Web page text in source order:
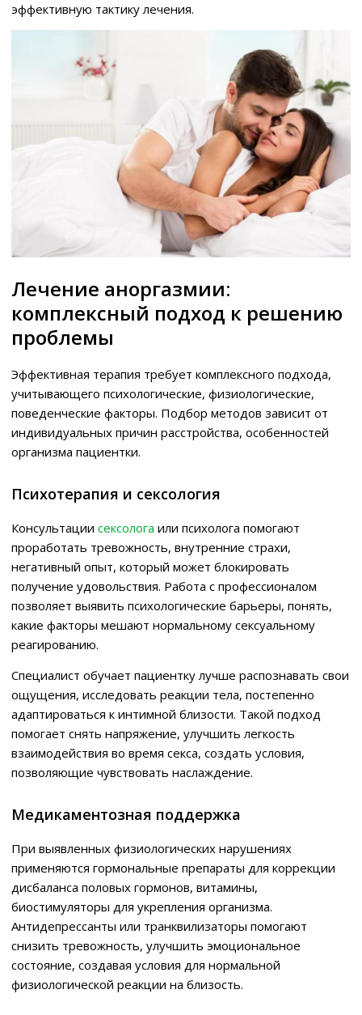
эффективную тактику лечения.
Лечение аноргазмии:
комплексный подход к решению
проблемы
Эффективная терапия требует комплексного подхода,
учитывающего психологические, физиологические,
поведенческие факторы. Подбор методов зависит от
индивидуальных причин расстройства, особенностей
организма пациентки.
Психотерапия и сексология
Консультации сексолога или психолога помогают
проработать тревожность, внутренние страхи,
негативный опыт, который может блокировать
получение удовольствия. Работа с профессионалом
позволяет выявить психологические барьеры, понять,
какие факторы мешают нормальному сексуальному
реагированию.
Специалист обучает пациентку лучше распознавать свои
ощущения, исследовать реакции тела, постепенно
адаптироваться к интимной близости. Такой подход
помогает снять напряжение, улучшить легкость
взаимодействия во время секса, создать условия,
позволяющие чувствовать наслаждение.
Медикаментозная поддержка
При выявленных физиологических нарушениях
применяются гормональные препараты для коррекции
дисбаланса половых гормонов, витамины,
биостимуляторы для укрепления организма.
Антидепрессанты или транквилизаторы помогают
снизить тревожность, улучшить эмоциональное
состояние, создавая условия для нормальной
физиологической реакции на близость.